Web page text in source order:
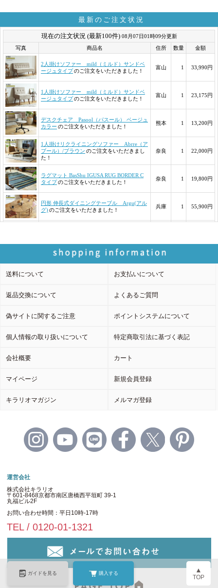
ガイドを見る 購入する ▲
TOP
最新のご注文状況
送料について お支払いについて
返品交換について よくあるご質問
偽サイトに関するご注意 ポイントシステムについて
個人情報の取り扱いについて 特定商取引法に基づく表記
会社概要 カート
マイページ 新規会員登録
キラリオマガジン メルマガ登録
運営会社
株式会社キラリオ
〒601-8468京都市南区唐橋西平垣町 39-1
丸福ビル2F
お問い合わせ時間：平日10時-17時
TEL / 0120-01-1321